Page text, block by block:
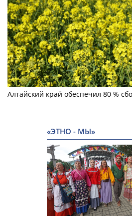
Алтайский край обеспечил 80 %
«ЭТНО - МЫ»